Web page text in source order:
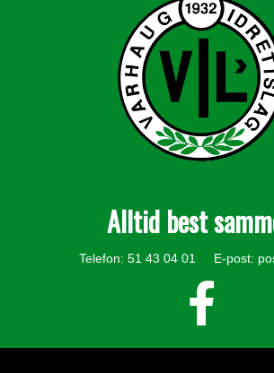
Alltid best
Telefon: 51 43 04 01 E-post: